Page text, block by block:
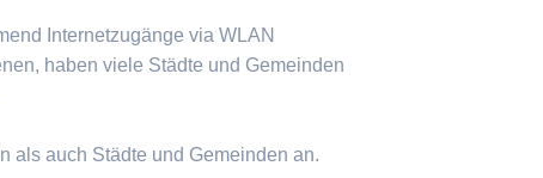
Internetzugänge via WLAN
haben viele Städte und Gemeinden
als auch Städte und Gemeinden an.